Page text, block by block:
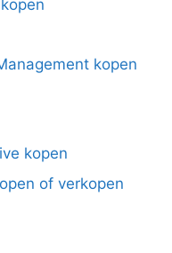
kopen
kopen
of verkopen